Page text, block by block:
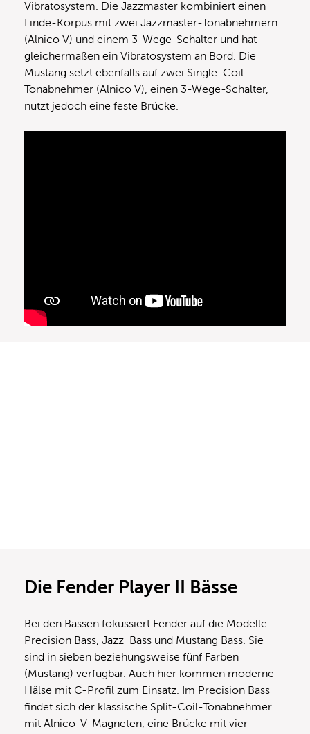
Vibratosystem. Die Jazzmaster kombiniert einen
Linde-Korpus mit zwei Jazzmaster-Tonabnehmern
(Alnico V) und einem 3-Wege-Schalter und hat
gleichermaßen ein Vibratosystem an Bord. Die
Mustang setzt ebenfalls auf zwei Single-Coil-
Tonabnehmer (Alnico V), einen 3-Wege-Schalter,
nutzt jedoch eine feste Brücke.
Die Fender Player II Bässe
Bei den Bässen fokussiert Fender auf die Modelle
Precision Bass, Jazz Bass und Mustang Bass. Sie
sind in sieben beziehungsweise fünf Farben
(Mustang) verfügbar. Auch hier kommen moderne
Hälse mit C-Profil zum Einsatz. Im Precision Bass
findet sich der klassische Split-Coil-Tonabnehmer
mit Alnico-V-Magneten, eine Brücke mit vier